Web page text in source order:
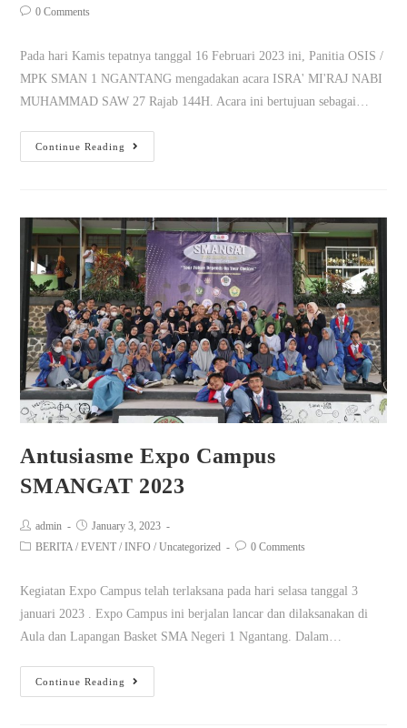
0 Comments
Pada hari Kamis tepatnya tanggal 16 Februari 2023 ini, Panitia OSIS /
MPK SMAN 1 NGANTANG mengadakan acara ISRA' MI'RAJ NABI
MUHAMMAD SAW 27 Rajab 144H. Acara ini bertujuan sebagai…
Continue Reading
Antusiasme Expo Campus
SMANGAT 2023
admin
January 3, 2023
BERITA / EVENT / INFO / Uncategorized 0 Comments
Kegiatan Expo Campus telah terlaksana pada hari selasa tanggal 3
januari 2023 . Expo Campus ini berjalan lancar dan dilaksanakan di
Aula dan Lapangan Basket SMA Negeri 1 Ngantang. Dalam…
Continue Reading